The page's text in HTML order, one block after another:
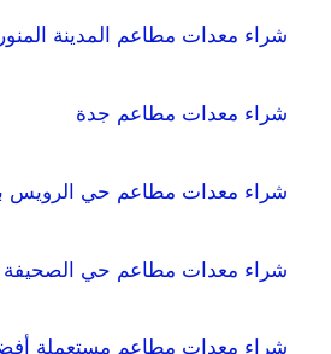
شراء معدات مطاعم المدينة
شراء معدات مطاعم جدة
شراء معدات مطاعم حي الرويس
شراء معدات مطاعم حي الصحيفة
شراء معدات مطاعم مستعملة